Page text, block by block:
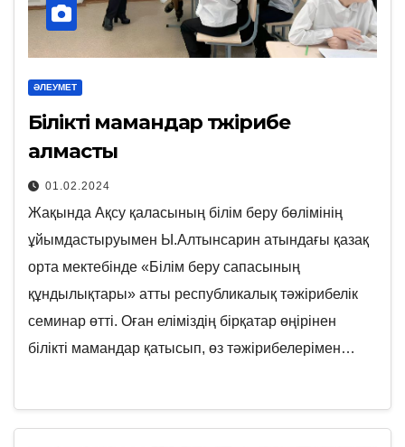
ӘЛЕУМЕТ
Білікті мамандар тәжірибе
алмасты
01.02.2024
Жақында Ақсу қаласының білім беру бөлімінің
ұйымдастыруымен Ы.Алтынсарин атындағы қазақ
орта мектебінде «Білім беру сапасының
құндылықтары» атты республикалық тәжірибелік
семинар өтті. Оған еліміздің бірқатар өңірінен
білікті мамандар қатысып, өз тәжірибелерімен…